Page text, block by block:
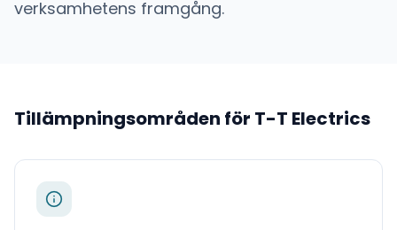
verksamhetens framgång.
Tillämpningsområden för T-T Electrics